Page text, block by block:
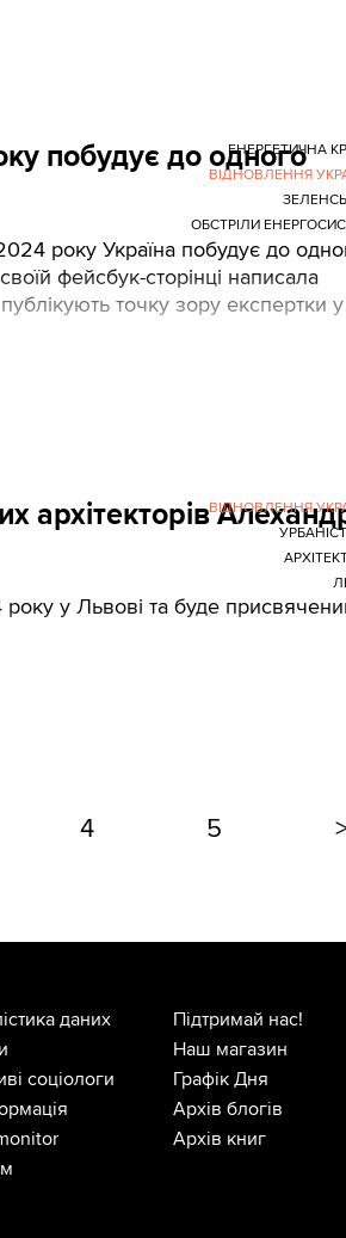
побудує до одного
року Україна побудує до
фейсбук-сторінці написала
точку зору експертки у
ЕНЕРГЕТИЧНА
ВІДНОВЛЕННЯ
ОБСТРІЛИ
архітекторів
у Львові та буде
ВІДНОВЛЕННЯ
4 5
даних
соціологи
Підтримай нас!
Наш магазин
Графік Дня
Архів блогів
Архів книг